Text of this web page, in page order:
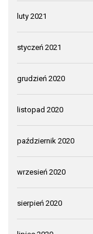
luty 2021
styczeń 2021
grudzień 2020
listopad 2020
październik 2020
wrzesień 2020
sierpień 2020